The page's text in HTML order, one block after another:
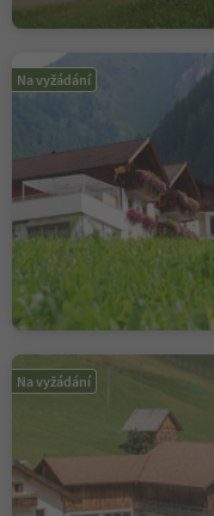
Na vyžádání
Na vyžádání